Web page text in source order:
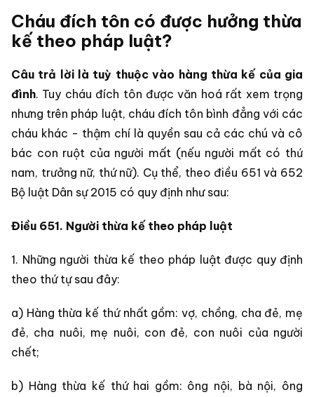
Cháu đích tôn có được hưởng thừa
kế theo pháp luật?
Câu trả lời là tuỳ thuộc vào hàng thừa kế của gia
đình. Tuy cháu đích tôn được văn hoá rất xem trọng
nhưng trên pháp luật, cháu đích tôn bình đẳng với các
cháu khác - thậm chí là quyền sau cả các chú và cô
bác con ruột của người mất (nếu người mất có thứ
nam, trưởng nữ, thứ nữ). Cụ thể, theo điều 651 và 652
Bộ luật Dân sự 2015 có quy định như sau:
Điều 651. Người thừa kế theo pháp luật
1. Những người thừa kế theo pháp luật được quy định
theo thứ tự sau đây:
a) Hàng thừa kế thứ nhất gồm: vợ, chồng, cha đẻ, mẹ
đẻ, cha nuôi, mẹ nuôi, con đẻ, con nuôi của người
chết;
b) Hàng thừa kế thứ hai gồm: ông nội, bà nội, ông